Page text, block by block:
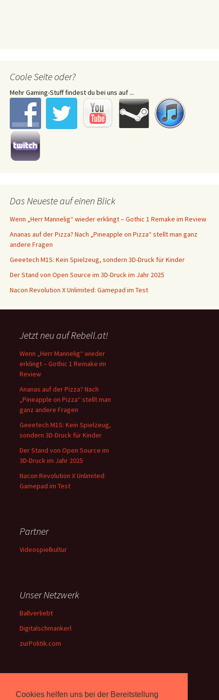
Cookies helfen uns bei der Bereitstellung
Coole Seite oder?
Mehr Gaming-Stuff findest du bei uns auf ...
Das Neueste auf einen Blick
Wenn „Herr Mannelig“ wieder erklingt – Gothic 1 Remake im Review
Ananas auf der Pizza? Nach „Pineapple on Pizza“ stellt man ganz
andere Fragen
Geeetech M1S: Kein Spielzeug, sondern 3D-Druck für Kinder
Der Stand von Open Source im 3D-Druck im Jahr 2025
Nacon Revolution X Unlimited: Gamepad im Test
Jetzt neu auf Rebell.at!
Wenn „Herr Mannelig“ wieder
erklingt – Gothic 1 Remake im
Review
Ananas auf der Pizza? Nach
„Pineapple on Pizza“ stellt man
ganz andere Fragen
Geeetech M1S: Kein Spielzeug,
sondern 3D-Druck für Kinder
Der Stand von Open Source im
3D-Druck im Jahr 2025
Nacon Revolution X Unlimited:
Gamepad im Test
Partner
Videospielkultur
Unser Netzwerk
Ballverliebt
Digitalschmankerl
zurPolitik.com
Über Uns